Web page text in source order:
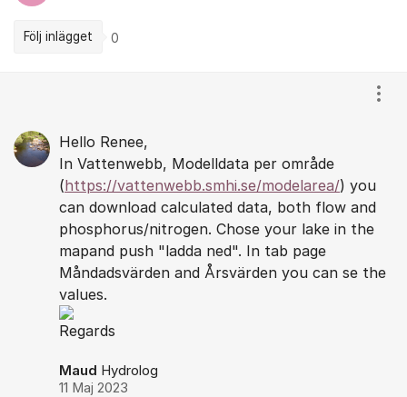
Följ inlägget 0
Hello Renee,
In Vattenwebb, Modelldata per område
(https://vattenwebb.smhi.se/modelarea/) you
can download calculated data, both flow and
phosphorus/nitrogen. Chose your lake in the
mapand push "ladda ned". In tab page
Måndadsvärden and Årsvärden you can se the
values.
Regards
Maud Hydrolog
11 Maj 2023